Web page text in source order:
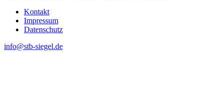
Kontakt
Impressum
Datenschutz
info@stb-siegel.de